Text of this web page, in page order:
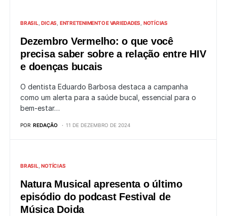
BRASIL DICAS ENTRETENIMENTO E VARIEDADES NOTÍCIAS
Dezembro Vermelho: o que você
precisa saber sobre a relação entre HIV
e doenças bucais
O dentista Eduardo Barbosa destaca a campanha
como um alerta para a saúde bucal, essencial para o
bem-estar…
POR REDAÇÃO 11 DE DEZEMBRO DE 2024
BRASIL NOTÍCIAS
Natura Musical apresenta o último
episódio do podcast Festival de
Música Doida